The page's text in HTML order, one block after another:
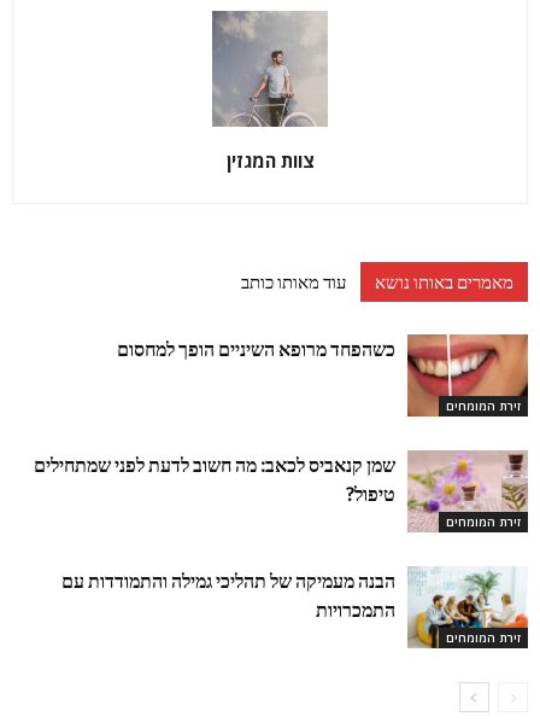
צוות המגזין
מאמרים באותו נושא עוד מאותו כותב
זירת המומחים
כשהפחד מרופא השיניים הופך למחסום
זירת המומחים
שמן קנאביס לכאב: מה חשוב לדעת לפני שמתחילים
טיפול?
זירת המומחים
הבנה מעמיקה של תהליכי גמילה והתמודדות עם
התמכרויות